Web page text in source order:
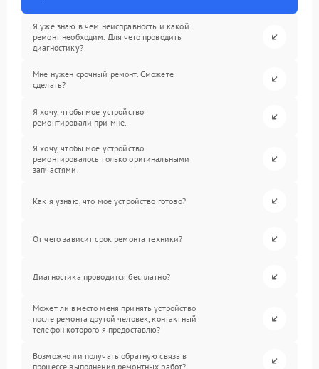
Я уже знаю в чем неисправность и какой
ремонт необходим. Для чего проводить
диагностику?
Мне нужен срочный ремонт. Сможете
сделать?
Я хочу, чтобы мое устройство
ремонтировали при мне.
Я хочу, чтобы мое устройство
ремонтировалось только оригинальными
запчастями.
Как я узнаю, что мое устройство готово?
От чего зависит срок ремонта техники?
Диагностика проводится бесплатно?
Может ли вместо меня принять устройство
после ремонта другой человек, контактный
телефон которого я предоставлю?
Возможно ли получать обратную связь в
процессе выполнения ремонтных работ?